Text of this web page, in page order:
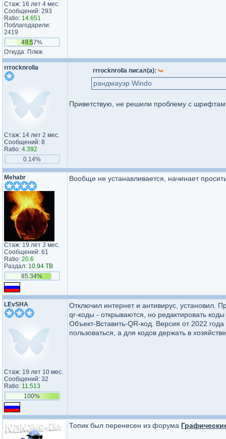
Стаж: 16 лет 4 мес.
Сообщений: 293
Ratio: 14.651
Поблагодарили:
2419
49.57%
Откуда: Плюк
rrrocknrolla
Стаж: 14 лет 2 мес.
Сообщений: 8
Ratio: 4.392
0.14%
rrrocknrolla писал(а):
рандмауэр Windo
Приветствую, не решили проблему с
Mehabr
Стаж: 19 лет 3 мес.
Сообщений: 61
Ratio: 20.6
Раздал: 10.94 TB
85.34%
Вообще не устанавливается, начинает
LEvSHA
Стаж: 19 лет 10 мес.
Сообщений: 32
Ratio: 11.513
100%
Отключил интернет и антивирус, установил.
qr-коды - открываются, но редактировать
Объект-Вставить-QR-код. Версия от 2022
пользоваться, а для кодов держать в
Топик был перенесен из форума